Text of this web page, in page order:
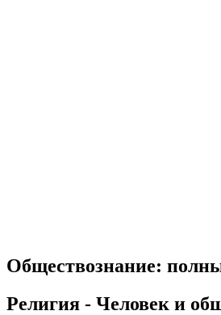
Обществознание:
Религия - Человек и